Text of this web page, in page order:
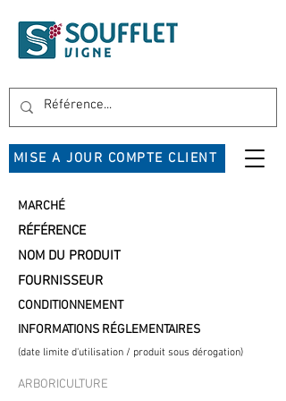
MISE A JOUR COMPTE CLIENT
MARCHÉ
RÉFÉRENCE
NOM DU PRODUIT
FOURNISSEUR
CONDITIONNEMENT
INFORMATIONS RÉGLEMENTAIRES
(date limite d'utilisation / produit sous dérogation)
ARBORICULTURE